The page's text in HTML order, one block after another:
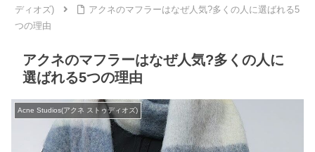
ディオズ)
アクネのマフラーはなぜ人気?多くの人に選ばれる5
つの理由
アクネのマフラーはなぜ人気?多くの人に
選ばれる5つの理由
Acne Studios(アクネ ストゥディオズ)